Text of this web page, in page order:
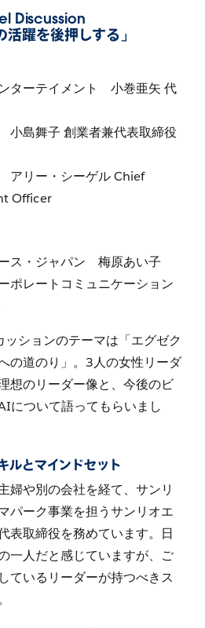
Discussion
活躍を後押しする」
ターテイメント 小巻亜矢 代
小島舞子 創業者兼代表取締役
アリー・シーゲル Chief
Officer
ス・ジャパン 梅原あい子
ポレートコミュニケーション
ションのテーマは「エグゼク
の道のり」。3人の女性リーダ
想のリーダー像と、今後のビ
について語ってもらいまし
ルとマインドセット
婦や別の会社を経て、サンリ
パーク事業を担うサンリオエ
表取締役を務めています。日
一人だと感じていますが、ご
ているリーダーが持つべきス